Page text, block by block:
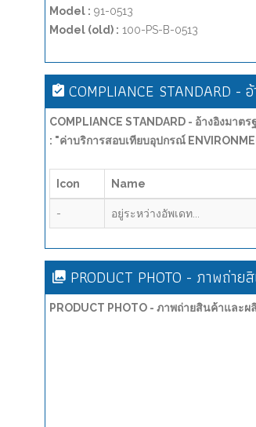
Model : 91-0513
Model (old) : 100-PS-B-0513
COMPLIANCE STANDARD
COMPLIANCE STANDARD - อ้างอิงมา
: "ค่าบริการสอบเทียบอุปกรณ์
Icon Name
- อยู่ระหว่างอัพเดท...
PRODUCT PHOTO - ภาพถ่
PRODUCT PHOTO - ภาพถ่ายสินค้าและ